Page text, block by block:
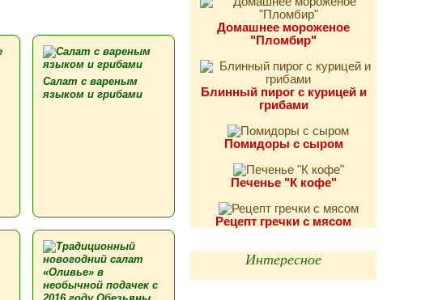
Салат с вареным
языком и грибами
Домашнее мороженое
"Пломбир"
Блинный пирог с курицей и
грибами
Помидоры с сыром
Печенье "К кофе"
Рецепт гречки с мясом
Интересное